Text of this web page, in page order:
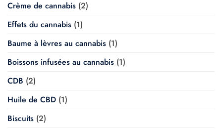
Crème de cannabis (2)
Effets du cannabis (1)
Baume à lèvres au cannabis (1)
Boissons infusées au cannabis (1)
CDB (2)
Huile de CBD (1)
Biscuits (2)